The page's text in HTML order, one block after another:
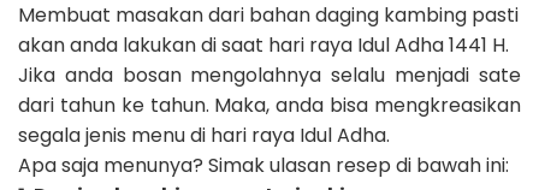
Membuat masakan dari bahan daging kambing pasti
akan anda lakukan di saat hari raya Idul Adha 1441 H.
Jika anda bosan mengolahnya selalu menjadi sate
dari tahun ke tahun. Maka, anda bisa mengkreasikan
segala jenis menu di hari raya Idul Adha.
Apa saja menunya? Simak ulasan resep di bawah ini: